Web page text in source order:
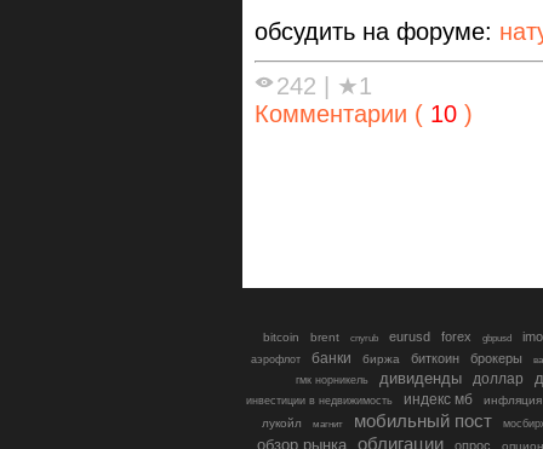
обсудить на форуме:
242
★1
Комментарии ( 10 )
bitcoin brent cnyrub eurusd forex gbpusd
аэрофлот банки биржа биткоин брокеры
гмк норникель
дивиденды доллар
инвестиции в недвижимость индекс мб
инфляция
лукойл
магнит мобильный пост
обзор рынка облигации опрос